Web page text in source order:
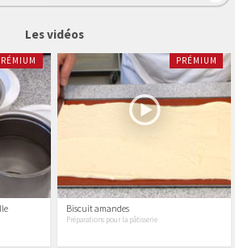
Les vidéos
PRÉMIUM
Biscuit amandes
Préparations pour la pâtisserie